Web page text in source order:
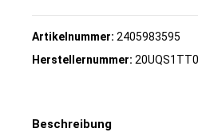
Artikelnummer: 2405983595
Herstellernummer:
Beschreibung